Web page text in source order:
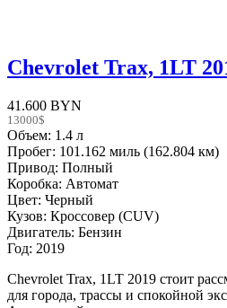
Chevrolet Trax, 1LT
41.600 BYN
13000$
Объем: 1.4 л
Пробег: 101.162 миль (162.804 км)
Привод: Полный
Коробка: Автомат
Цвет: Черный
Кузов: Кроссовер (CUV)
Двигатель: Бензин
Год: 2019
Chevrolet Trax, 1LT 2019 стоит
для города, трассы и спокойной